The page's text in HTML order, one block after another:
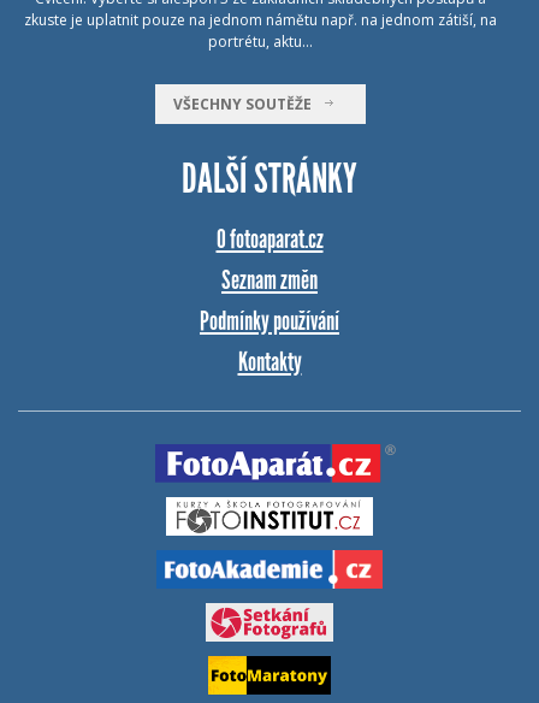
zkuste je uplatnit pouze na jednom námětu např. na jednom zátiší, na
portrétu, aktu…
VŠECHNY SOUTĚŽE
DALŠÍ STRÁNKY
O fotoaparat.cz
Seznam změn
Podmínky používání
Kontakty